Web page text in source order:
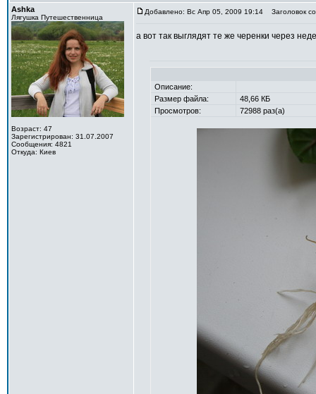
Ashka
Лягушка Путешественница
Возраст: 47
Зарегистрирован: 31.07.2007
Сообщения: 4821
Откуда: Киев
Добавлено: Вс Апр 05, 2009 19:14 Заголовок
а вот так выглядят те же черенки через
Описание:
Размер файла:
48,66 КБ
Просмотров:
72988 раз(а)